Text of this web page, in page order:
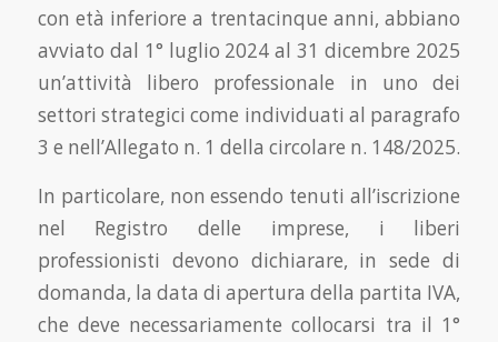
con età inferiore a trentacinque anni, abbiano
avviato dal 1° luglio 2024 al 31 dicembre 2025
un’attività libero professionale in uno dei
settori strategici come individuati al paragrafo
3 e nell’Allegato n. 1 della circolare n. 148/2025.
In particolare, non essendo tenuti all’iscrizione
nel Registro delle imprese, i liberi
professionisti devono dichiarare, in sede di
domanda, la data di apertura della partita IVA,
che deve necessariamente collocarsi tra il 1°